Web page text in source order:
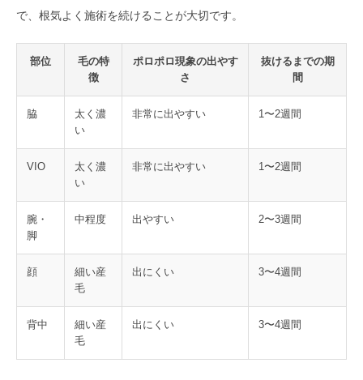
で、根気よく施術を続けることが大切です。
部位
毛の特
徴
ポロポロ現象の出やす
さ
抜けるまでの期
間
脇
太く濃
い
非常に出やすい 1〜2週間
VIO
太く濃
い
非常に出やすい 1〜2週間
腕・
脚
中程度 出やすい 2〜3週間
顔
細い産
毛
出にくい 3〜4週間
背中
細い産
毛
出にくい 3〜4週間